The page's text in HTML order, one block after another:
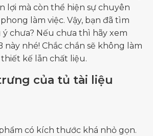
lợi mà còn thể hiện sự chuyên
làm việc. Vậy, bạn đã tìm
chưa? Nếu chưa thì hãy xem
này nhé! Chắc chắn sẽ không làm
kế lẫn chất liệu.
của tủ tài liệu
có kích thước khá nhỏ gọn.